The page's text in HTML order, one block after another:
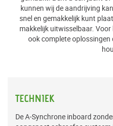
kunnen wij de aandrijving
snel en gemakkelijk kunt
makkelijk uitwisselbaar.
ook complete
TECHNIEK
De A-Synchrone inboard